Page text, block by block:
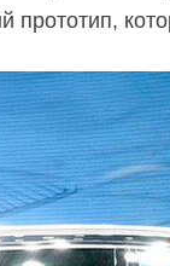
прототип,